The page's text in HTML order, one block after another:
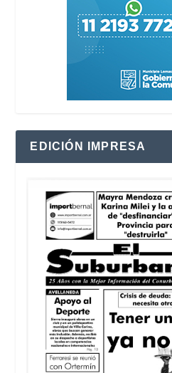
EDICIÓN IMPRESA